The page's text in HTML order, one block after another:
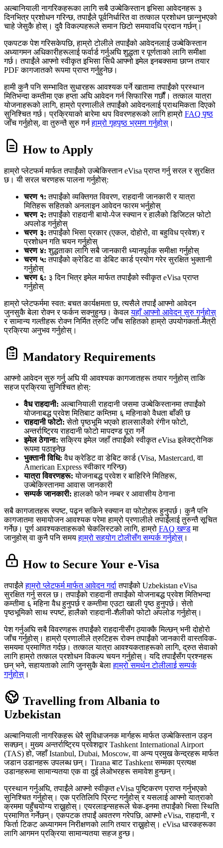
अल्बानियाली नागरिकहरूका लागि सबै उज्बेकिस्तान इभिसा आवेदनहरू ३
दिनभित्र प्रशोधन गरिन्छ, तपाईंले पूर्वनिर्धारित वा तत्काल प्रशोधन छान्नुभएको
चाहे जेसुकै होस्। दुवै विकल्पहरूले समान छिटो समयावधि प्रदान गर्छन्।
एकपटक पेश गरिसकेपछि, हाम्रो टोलीले तपाईंको आवेदनलाई उज्बेकिस्तान
अध्यागमन अधिकारीहरूलाई फर्वार्ड गर्नुअघि शुद्धता र पूर्णताको लागि समीक्षा
गर्छ। तपाईंले आफ्नो स्वीकृत इभिसा सिधै आफ्नो इमेल इनबक्समा छाप्न तयार
PDF कागजातको रूपमा प्राप्त गर्नुहुनेछ।
हामी कुनै पनि सम्भावित सुधारहरू आवश्यक पर्ने खातामा तपाईंको प्रस्थान
मितिभन्दा कम्तीमा एक हप्ता अघि आवेदन गर्न सिफारिस गर्छौं। तत्काल यात्रा
योजनाहरूको लागि, हाम्रो प्रणालीले तपाईंको आवेदनलाई प्राथमिकता दिएको
सुनिश्चित गर्छ। प्रक्रियाको बारेमा थप विवरणहरूको लागि हाम्रो FAQ पृष्ठ
जाँच गर्नुहोस्, वा तुरुन्तै सुरु गर्नहाम्रो गृहपृष्ठ भ्रमण गर्नुहोस् ।
How to Apply
हाम्रो प्लेटफर्म मार्फत तपाईंको उज्बेकिस्तान eVisa प्राप्त गर्नु सरल र सुरक्षित
छ। यी सरल चरणहरू पालना गर्नुहोस्:
चरण १: तपाईंको व्यक्तिगत विवरण, राहदानी जानकारी र यात्रा
मितिहरू सहितको अनलाइन आवेदन फारम भर्नुहोस्
चरण २: तपाईंको राहदानी बायो-पेज स्क्यान र हालैको डिजिटल फोटो
अपलोड गर्नुहोस्
चरण ३: तपाईंको भिसा प्रकार (एकल, दोहोरो, वा बहुविध प्रवेश) र
प्रशोधन गति चयन गर्नुहोस्
चरण ४: शुद्धताका लागि सबै जानकारी ध्यानपूर्वक समीक्षा गर्नुहोस्
चरण ५: तपाईंको क्रेडिट वा डेबिट कार्ड प्रयोग गरेर सुरक्षित भुक्तानी
गर्नुहोस्
चरण ६: ३ दिन भित्र इमेल मार्फत तपाईंको स्वीकृत eVisa प्राप्त
गर्नुहोस्
हाम्रो प्लेटफर्ममा स्वत: बचत कार्यक्षमता छ, त्यसैले तपाईं आफ्नो आवेदन
जुनसुकै बेला रोक्न र फर्कन सक्नुहुन्छ। केवलयहाँ आफ्नो आवेदन सुरु गर्नुहोस्
र सामान्य गल्तीहरू रोक्न निर्मित त्रुटि जाँच सहितको हाम्रो उपयोगकर्ता-मैत्री
प्रक्रिया अनुभव गर्नुहोस्।
Mandatory Requirements
आफ्नो आवेदन सुरु गर्नु अघि यी आवश्यक कागजातहरू तयार गर्नुहोस् ताकि
सहज प्रक्रिया सुनिश्चित होस्:
वैध राहदानी: अल्बानियाली राहदानी जसमा उज्बेकिस्तानमा तपाईंको
योजनाबद्ध प्रवेश मितिबाट कम्तिमा ६ महिनाको वैधता बाँकी छ
राहदानी फोटो: सेतो पृष्ठभूमि भएको हालसालैको रंगीन फोटो,
अन्तर्राष्ट्रिय राहदानी फोटो मापदण्ड पूरा गर्ने
इमेल ठेगाना: सक्रिय इमेल जहाँ तपाईंको स्वीकृत eVisa इलेक्ट्रोनिक
रूपमा पठाइनेछ
भुक्तानी विधि: वैध क्रेडिट वा डेबिट कार्ड (Visa, Mastercard, वा
American Express स्वीकार गरिन्छ)
यात्रा विवरणहरू: योजनाबद्ध प्रवेश र बाहिरिने मितिहरू,
उज्बेकिस्तानमा आवास जानकारी
सम्पर्क जानकारी: हालको फोन नम्बर र आवासीय ठेगाना
सबै कागजातहरू स्पष्ट, पढ्न सकिने स्क्यान वा फोटोहरू हुनुपर्छ। कुनै पनि
कागजातमा समायोजन आवश्यक परेमा हाम्रो प्रणालीले तपाईंलाई तुरुन्तै सूचित
गर्नेछ। पूर्ण आवश्यकताहरूको चेकलिस्टको लागि, हाम्रो FAQ खण्डमा
जानुहोस् वा कुनै पनि समयहाम्रो सहयोग टोलीसँग सम्पर्क गर्नुहोस् ।
How to Secure Your e-Visa
तपाईंलेहाम्रो प्लेटफर्म मार्फत आवेदन गर्दातपाईंको Uzbekistan eVisa
सुरक्षित गर्नु सरल छ। तपाईंको राहदानी तपाईंको योजनाबद्ध प्रवेश मितिभन्दा
कम्तीमा ६ महिना वैध हुनुपर्छ र कम्तीमा एउटा खाली पृष्ठ हुनुपर्छ। सेतो
पृष्ठभूमिको साथ स्पष्ट, हालैको राहदानी-शैलीको फोटो अपलोड गर्नुहोस्।
पेश गर्नुअघि सबै विवरणहरू तपाईंको राहदानीसँग ठ्याक्कै मिल्छन् भनी दोहोरो
जाँच गर्नुहोस्। हाम्रो प्रणालीले त्रुटिहरू रोक्न तपाईंको जानकारी वास्तविक-
समयमा प्रमाणित गर्दछ। तत्काल यात्रा आवश्यकताहरूको लागि, द्रुत सेवाको
लागि हाम्रो तत्काल प्रशोधन विकल्प चयन गर्नुहोस्। यदि तपाईंसँग प्रश्नहरू
छन् भने, सहायताको लागि जुनसुकै बेलाहाम्रो समर्थन टोलीलाई सम्पर्क
गर्नुहोस् ।
Travelling from Albania to
Uzbekistan
अल्बानियाली नागरिकहरू धेरै सुविधाजनक मार्गहरू मार्फत उज्बेकिस्तान उड्न
सक्छन्। मुख्य अन्तर्राष्ट्रिय प्रवेशद्वार Tashkent International Airport
(TAS) हो, जहाँ Istanbul, Dubai, Moscow, वा अन्य प्रमुख केन्द्रहरू मार्फत
जडान उडानहरू उपलब्ध छन्। Tirana बाट Tashkent सम्मका प्रत्यक्ष
उडानहरूमा सामान्यतया एक वा दुई लेओभरहरू समावेश हुन्छन्।
प्रस्थान गर्नुअघि, तपाईंले आफ्नो स्वीकृत eVisa पुष्टिकरण प्राप्त गर्नुभएको
सुनिश्चित गर्नुहोस्। एक प्रतिलिपि प्रिन्ट गर्नुहोस् र यसलाई आफ्नो यात्राको
क्रममा पहुँचयोग्य राख्नुहोस्। एयरलाइन्सहरूले चेक-इनमा तपाईंको भिसा स्थिति
प्रमाणित गर्नेछन्। एकपटक तपाईं अवतरण गरेपछि, आफ्नो eVisa, राहदानी, र
फिर्ता टिकट अध्यागमन निरीक्षणको लागि तयार राख्नुहोस्। eVisa धारकहरूका
लागि आगमन प्रक्रिया सामान्यतया सहज हुन्छ।